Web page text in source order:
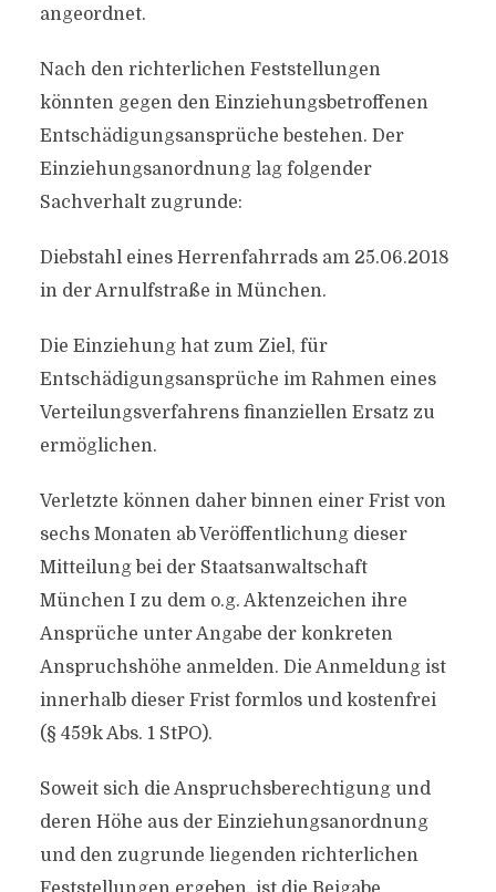
angeordnet.
Nach den richterlichen Feststellungen
könnten gegen den Einziehungsbetroffenen
Entschädigungsansprüche bestehen. Der
Einziehungsanordnung lag folgender
Sachverhalt zugrunde:
Diebstahl eines Herrenfahrrads am 25.06.2018
in der Arnulfstraße in München.
Die Einziehung hat zum Ziel, für
Entschädigungsansprüche im Rahmen eines
Verteilungsverfahrens finanziellen Ersatz zu
ermöglichen.
Verletzte können daher binnen einer Frist von
sechs Monaten ab Veröffentlichung dieser
Mitteilung bei der Staatsanwaltschaft
München I zu dem o.g. Aktenzeichen ihre
Ansprüche unter Angabe der konkreten
Anspruchshöhe anmelden. Die Anmeldung ist
innerhalb dieser Frist formlos und kostenfrei
(§ 459k Abs. 1 StPO).
Soweit sich die Anspruchsberechtigung und
deren Höhe aus der Einziehungsanordnung
und den zugrunde liegenden richterlichen